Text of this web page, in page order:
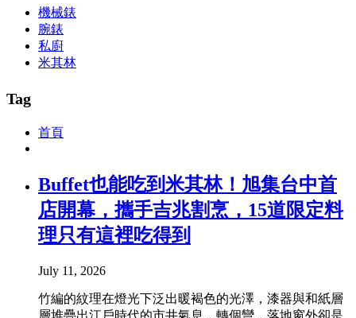
機械錶
腕錶
私廚
米其林
Tag
首頁
Buffet也能吃到米其林！旭集台中首
店開幕，攜手吉兆割烹，15道限定料
理只有這裡吃得到
July 11, 2026
竹編的紋理在燈光下泛出暖褐色的光澤，漆器與和紙層
層堆疊出江戶時代的市井氣息，轉個彎，落地窗外卻是